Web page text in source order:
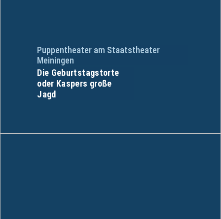
Puppentheater am Staatstheater
Meiningen
Die Geburtstagstorte
oder Kaspers große
Jagd